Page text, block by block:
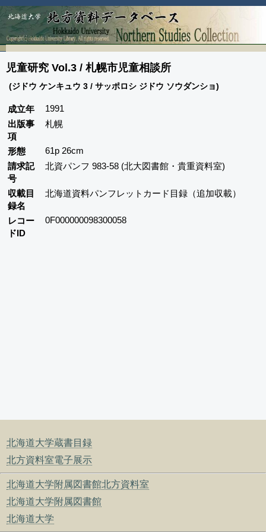
北海道大学蔵書目録
北方資料室電子展示
北海道大学附属図書館北方資料室
北海道大学附属図書館
北海道大学
児童研究 Vol.3 / 札幌市児童相談所
(ジドウ ケンキュウ 3 / サッポロシ ジドウ ソウダンショ)
成立年
1991
出版事
項
札幌
形態
61p 26cm
請求記
号
北資パンフ 983-58 (北大図書館・貴重資料室)
収載目
録名
北海道資料パンフレットカード目録（追加収載）
レコー
ドID
0F000000098300058